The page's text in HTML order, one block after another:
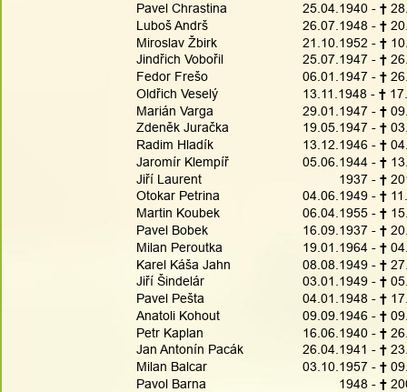
Pavel Chrastina
Luboš Andrš
Miroslav Žbirk
Jindřich Vobořil
Fedor Frešo
Oldřich Veselý
Marián Varga
Zdeněk Juračka
Radim Hladík
Jaromír Klempíř
Jiří Laurent
Otokar Petrina
Martin Koubek
Pavel Bobek
Milan Peroutka
Karel Káša Jahn
Jiří Šindelár
Pavel Pešta
Anatoli Kohout
Petr Kaplan
Jan Antonín Pacák
Milan Balcar
Pavol Barna
25.04.1940 - †
26.07.1948 - †
21.10.1952 - †
25.07.1947 - †
06.01.1947 - †
13.11.1948 - †
29.01.1947 - †
19.05.1947 - †
13.12.1946 - †
05.06.1944 - †
          1937 -
†
04.06.1949 - †
06.04.1955 - †
16.09.1937 - †
19.01.1964 - †
08.08.1949 - †
03.01.1949 - †
04.01.1948 - †
09.09.1946 - †
16.06.1940 - †
26.04.1941 - †
03.10.1957 - †
          1948 -
†